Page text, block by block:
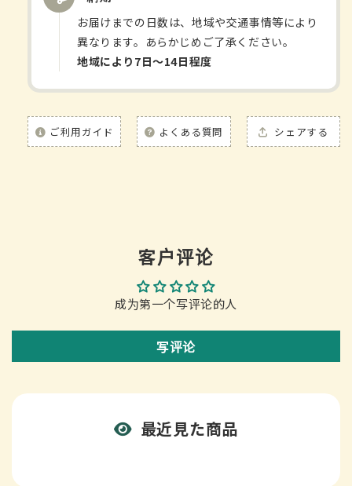
顆
的
量
粒
8
包
的
量
お届けまでの日数は、地域や交通事情等により
異なります。あらかじめご了承ください。
地域により7日〜14日程度
ご利用ガイド よくある質問 シェアする
客户评论
成为第一个写评论的人
写评论
最近見た商品